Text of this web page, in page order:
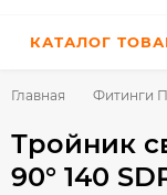
КАТАЛОГ
Главная Фитинги
Тройник
90° 140